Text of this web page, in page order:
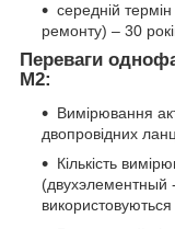
середній
ремонту) – 30
Переваги
М2:
Вимірювання
двопровідних
Кількість
(двухэлементный -
використовуються